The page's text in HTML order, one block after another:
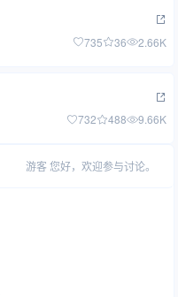
735 36 2.66K
732 488 9.66K
游客 您好，欢迎参与讨论。